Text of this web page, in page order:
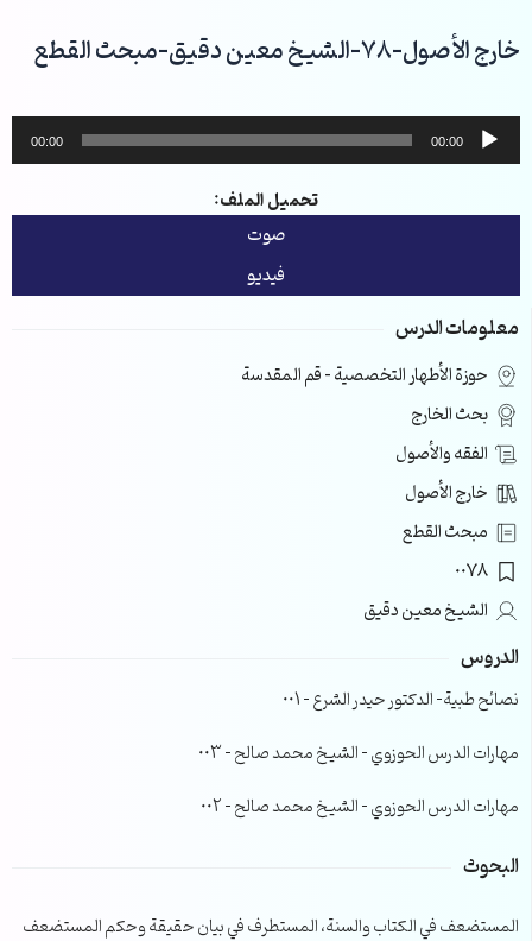
المحتوى
خارج الأصول-78-الشيخ معين دقيق-مبحث القطع
مشغل
الصوت
00:00
00:00
تحميل الملف:
صوت
فيديو
معلومات الدرس
حوزة الأطهار التخصصية – قم المقدسة
بحث الخارج
الفقه والأصول
خارج الأصول
مبحث القطع
0078
الشيخ معين دقيق
الدروس
نصائح طبية- الدكتور حيدر الشرع – 001
مهارات الدرس الحوزوي – الشيخ محمد صالح – 003
مهارات الدرس الحوزوي – الشيخ محمد صالح – 002
البحوث
المستضعف في الكتاب والسنة، المستطرف في بيان حقيقة وحكم المستضعف